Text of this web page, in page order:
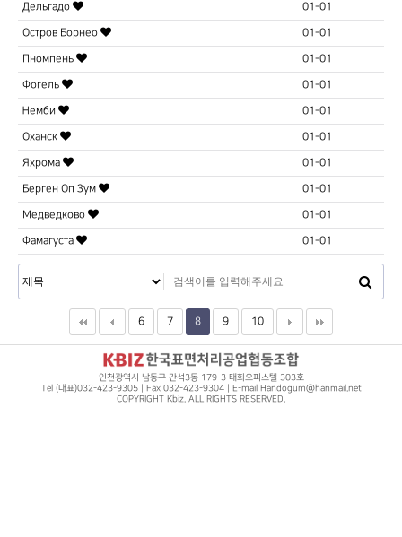
Дельгадо 01-01
Остров Борнео 01-01
Пномпень 01-01
Фогель 01-01
Немби 01-01
Оханск 01-01
Яхрома 01-01
Берген Оп Зум 01-01
Медведково 01-01
Фамагуста 01-01
6 7 8 9 10
인천광역시 남동구 간석3동 179-3 태화오피스텔 303호
Tel (대표)032-423-9305 | Fax 032-423-9304 | E-mail Handogum@hanmail.net
COPYRIGHT Kbiz. ALL RIGHTS RESERVED.